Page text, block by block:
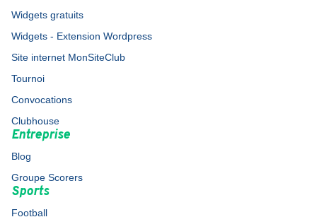
Widgets gratuits
Widgets - Extension Wordpress
Site internet MonSiteClub
Tournoi
Convocations
Clubhouse
Entreprise
Blog
Groupe Scorers
Sports
Football